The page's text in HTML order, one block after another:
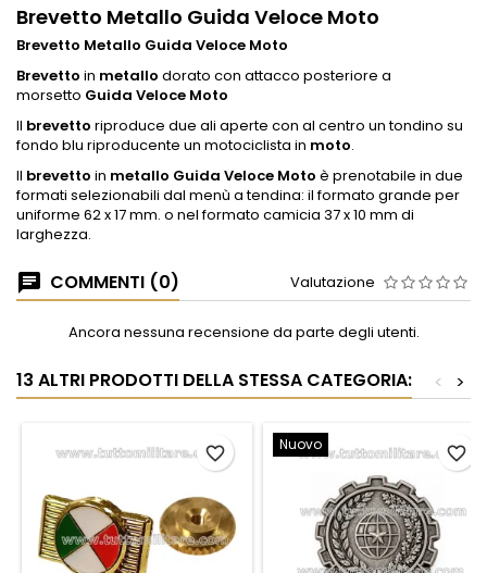
Brevetto Metallo Guida Veloce Moto
Brevetto Metallo Guida Veloce Moto
Brevetto in metallo dorato con attacco posteriore a
morsetto Guida Veloce Moto
Il brevetto riproduce due ali aperte con al centro un tondino su
fondo blu riproducente un motociclista in moto.
Il brevetto in metallo Guida Veloce Moto è prenotabile in due
formati selezionabili dal menù a tendina: il formato grande per
uniforme 62 x 17 mm. o nel formato camicia 37 x 10 mm di
larghezza.
COMMENTI (0) Valutazione
Ancora nessuna recensione da parte degli utenti.
13 ALTRI PRODOTTI DELLA STESSA CATEGORIA: >
<
favorite_border Nuovo favorite_border